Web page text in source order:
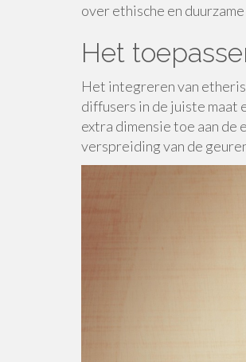
over ethische en
Het
Het integreren van
diffusers in de juiste maat
extra dimensie toe aan
verspreiding van de